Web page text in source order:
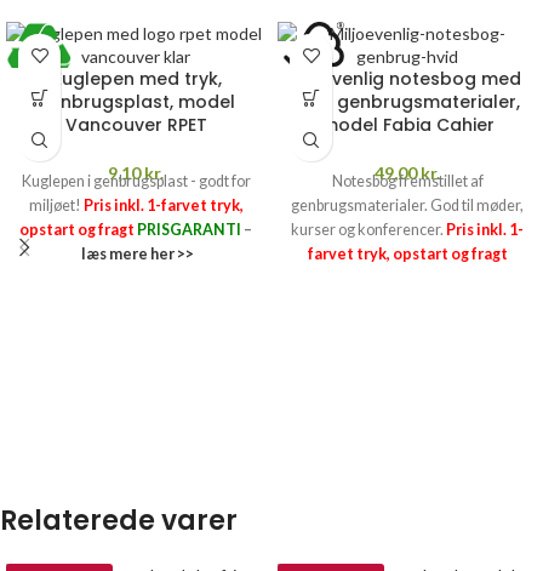
Kuglepen med tryk,
genbrugsplast, model
Vancouver RPET
9,10kr.
Kuglepen i genbrugsplast - godt for
miljøet! Pris inkl. 1-farvet tryk,
opstart og fragt PRISGARANTI –
læs mere her >>
Miljøvenlig notesbog med
tryk, genbrugsmaterialer,
model Fabia Cahier
49,00kr.
Notesbog fremstillet af
genbrugsmaterialer. God til møder,
kurser og konferencer. Pris inkl. 1-
farvet tryk, opstart og fragt
Relaterede varer